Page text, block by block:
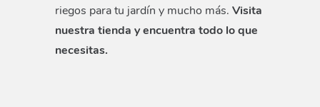
riegos para tu jardín y mucho más. Visita
nuestra tienda y encuentra todo lo que
necesitas.